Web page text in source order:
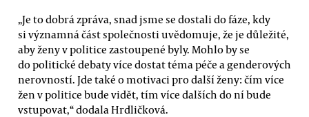
„Je to dobrá zpráva, snad jsme se dostali do fáze, kdy
si významná část společnosti uvědomuje, že je důležité,
aby ženy v politice zastoupené byly. Mohlo by se
do politické debaty více dostat téma péče a genderových
nerovností. Jde také o motivaci pro další ženy: čím více
žen v politice bude vidět, tím více dalších do ní bude
vstupovat,“ dodala Hrdličková.